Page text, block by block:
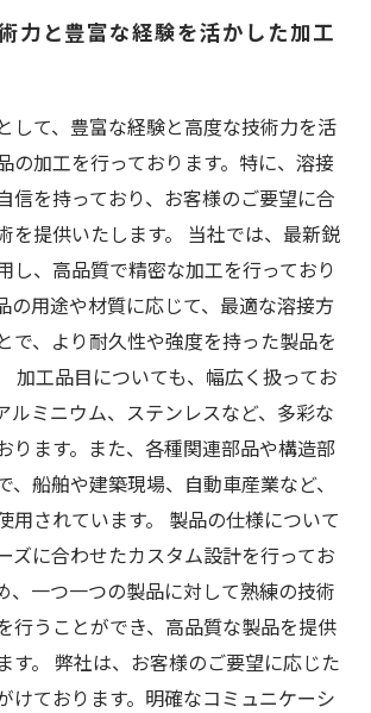
力と豊富な経験を活かした加工
して、豊富な経験と高度な技術力を活
の加工を行っております。特に、溶接
信を持っており、お客様のご要望に合
を提供いたします。 当社では、最新鋭
し、高品質で精密な加工を行っており
の用途や材質に応じて、最適な溶接方
で、より耐久性や強度を持った製品を
加工品目についても、幅広く扱ってお
ルミニウム、ステンレスなど、多彩な
ります。また、各種関連部品や構造部
、船舶や建築現場、自動車産業など、
用されています。 製品の仕様について
ズに合わせたカスタム設計を行ってお
、一つ一つの製品に対して熟練の技術
行うことができ、高品質な製品を提供
す。 弊社は、お客様のご要望に応じた
けております。明確なコミュニケーシ